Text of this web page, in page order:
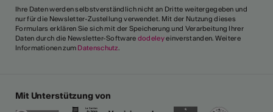
Ihre Daten werden selbstverständlich nicht an Dritte weitergegeben und
nur für die Newsletter-Zustellung verwendet. Mit der Nutzung dieses
Formulars erklären Sie sich mit der Speicherung und Verarbeitung Ihrer
Daten durch die Newsletter-Software dodeleyeinverstanden. Weitere
Informationen zum Datenschutz.
Mit Unterstützung von